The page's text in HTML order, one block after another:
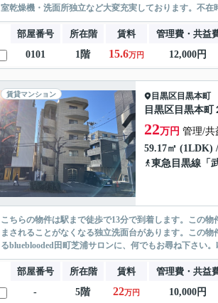
室乾燥機・洗面所独立など大変充実しております。不
部屋番号 所在階 賃料 管理費・共益
0101
1階 15.6万円 12,000円
賃貸マンション 目黒区 目黒本町
目黒区目黒本
22万円 管理/共
59.17㎡ (1LDK)
東急目黒線 「
こちらの物件は駅まで徒歩で13分で到着します。この
まされることがなくなる独立洗面台があります。この
るblueblooded田町芝浦サロンに、何でもお尋ね下さい
部屋番号 所在階 賃料 管理費・共益
-
5階 22万円 10,000円